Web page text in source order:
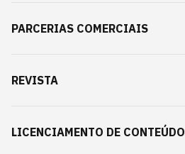
PARCERIAS COMERCIAIS
REVISTA
LICENCIAMENTO DE CONTEÚDO